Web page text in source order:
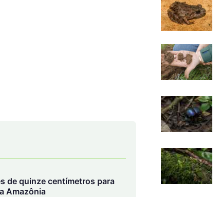
de quinze centímetros para
Amazônia